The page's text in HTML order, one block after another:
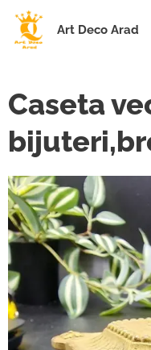
Art Deco Arad
Caseta